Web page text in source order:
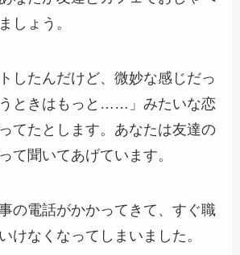
しょう。
したんだけど、微妙な感じだっ
ときはもっと……」みたいな恋
てたとします。あなたは友達の
て聞いてあげています。
の電話がかかってきて、すぐ職
けなくなってしまいました。